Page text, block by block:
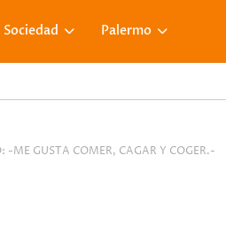
Sociedad Palermo
-ME GUSTA COMER, CAGAR Y COGER.-